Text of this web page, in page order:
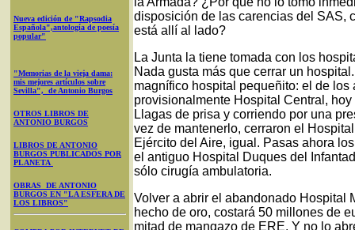
Nueva edición de "Rapsodia
Española",antología de poesía
popular"
"Memorias de la vieja dama:
mis mejores artículos sobre
Sevilla", de Antonio Burgos
OTROS LIBROS DE
ANTONIO BURGOS
LIBROS DE ANTONIO
BURGOS PUBLICADOS POR
PLANETA
OBRAS DE ANTONIO
BURGOS EN "LA ESFERA DE
LOS LIBROS"
disposición de las carencias del SAS,
está allí al lado?
La Junta la tiene tomada con los
Nada gusta más que cerrar un
magnífico hospital pequeñito: el de
provisionalmente Hospital Central,
Llagas de prisa y corriendo por una
vez de mantenerlo, cerraron el
Ejército del Aire, igual. Pasas ahora
el antiguo Hospital Duques del
sólo cirugía ambulatoria.
Volver a abrir el abandonado Hospital
hecho de oro, costará 50 millones de
mitad de mangazo de ERE. Y no lo